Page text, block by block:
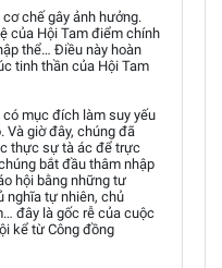
chế gây ảnh hưởng.
của Hội Tam điểm chính
thể… Điều này hoàn
tinh thần của Hội Tam
có mục đích làm suy yếu
Và giờ đây, chúng đã
thực sự tà ác để trực
bắt đầu thâm nhập
hội bằng những tư
nghĩa tự nhiên, chủ
đây là gốc rễ của cuộc
kể từ Công đồng